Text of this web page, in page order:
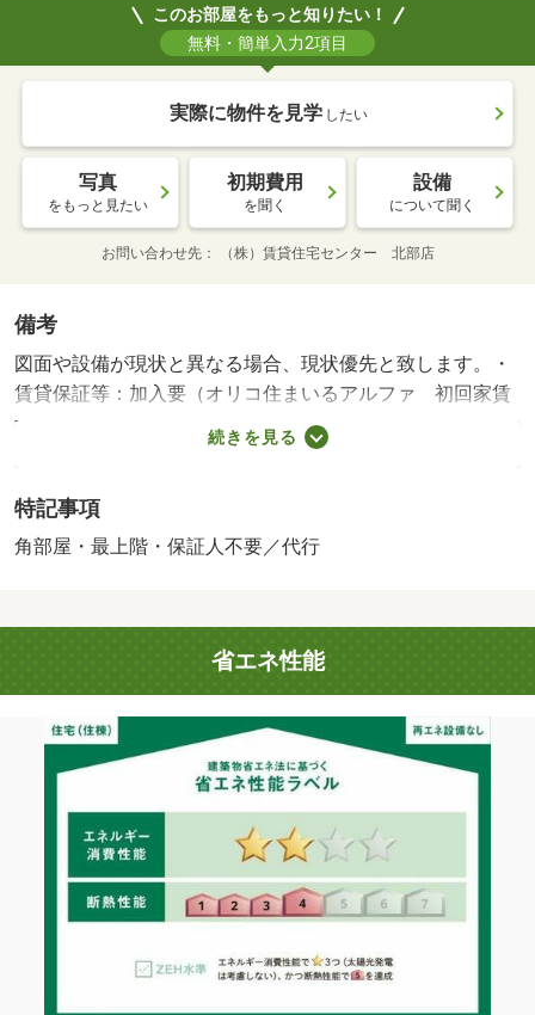
このお部屋をもっと知りたい！
無料・簡単入力2項目
実際に物件を見学 したい
写真
をもっと見たい
初期費用
を聞く
設備
について聞く
お問い合わせ先 （株）賃貸住宅センター 北部店
備考
図面や設備が現状と異なる場合、現状優先と致します。・
賃貸保証等：加入要（オリコ住まいるアルファ 初回家賃
総額５０％、毎月月額総額費用の１％）・鍵交換代：あり
１１，０００円～・★都市ガス賃貸物件★ インターネッ
備！ 初期費用の交渉は、賃貸住宅センターまで！！ お
問い合わせやご相談はお気軽に☆・駐輪場：有・仲介手数
続きを見る
特記事項
角部屋・最上階・保証人不要／代行
省エネ性能